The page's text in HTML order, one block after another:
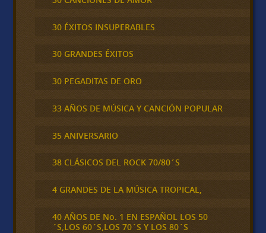
30 ÉXITOS INSUPERABLES
30 GRANDES ÉXITOS
30 PEGADITAS DE ORO
33 AÑOS DE MÚSICA Y CANCIÓN POPULAR
35 ANIVERSARIO
38 CLÁSICOS DEL ROCK 70/80´S
4 GRANDES DE LA MÚSICA TROPICAL,
40 AÑOS DE No. 1 EN ESPAÑOL LOS 50
´S,LOS 60´S,LOS 70´S Y LOS 80´S